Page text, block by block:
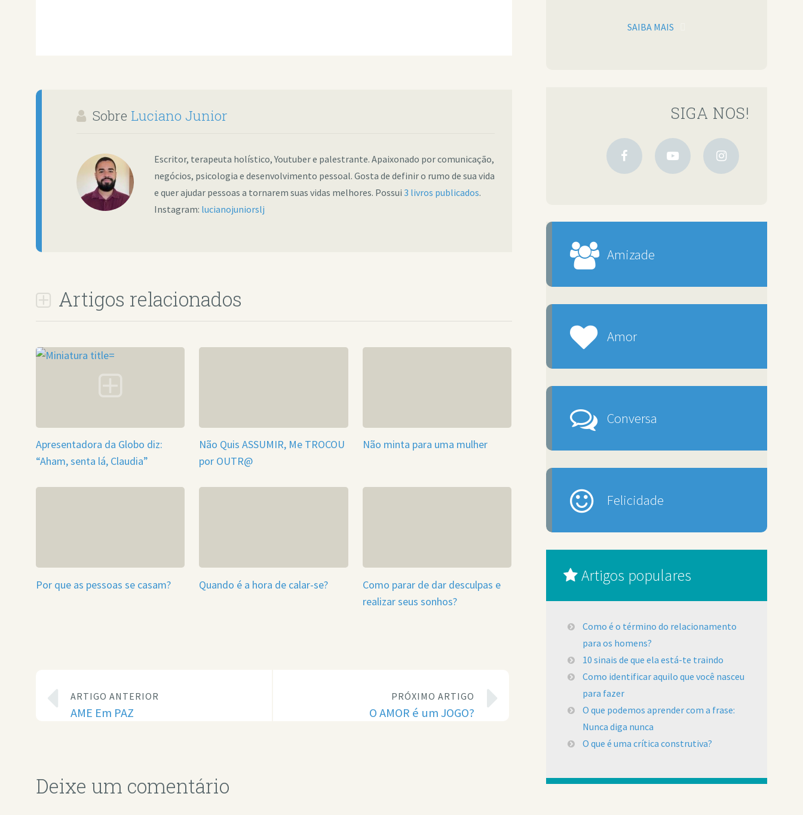
Sobre Luciano Junior
Escritor, terapeuta holístico, Youtuber e palestrante. Apaixonado por comunicação,
negócios, psicologia e desenvolvimento pessoal. Gosta de definir o rumo de sua vida
e quer ajudar pessoas a tornarem suas vidas melhores. Possui 3 livros publicados.
Instagram: lucianojuniorslj
Artigos relacionados
Apresentadora da Globo diz:
“Aham, senta lá, Claudia”
Não Quis ASSUMIR, Me TROCOU
por OUTR@
Não minta para uma mulher
Por que as pessoas se casam? Quando é a hora de calar-se?
Como parar de dar desculpas e
realizar seus sonhos?
ARTIGO ANTERIOR
AME Em PAZ
PRÓXIMO ARTIGO
O AMOR é um JOGO?
Deixe um comentário
SAIBA MAIS
SIGA NOS!
Amizade
Amor
Conversa
Felicidade
Artigos populares
Como é o término do relacionamento
para os homens?
10 sinais de que ela está-te traindo
Como identificar aquilo que você nasceu
para fazer
O que podemos aprender com a frase:
Nunca diga nunca
O que é uma crítica construtiva?